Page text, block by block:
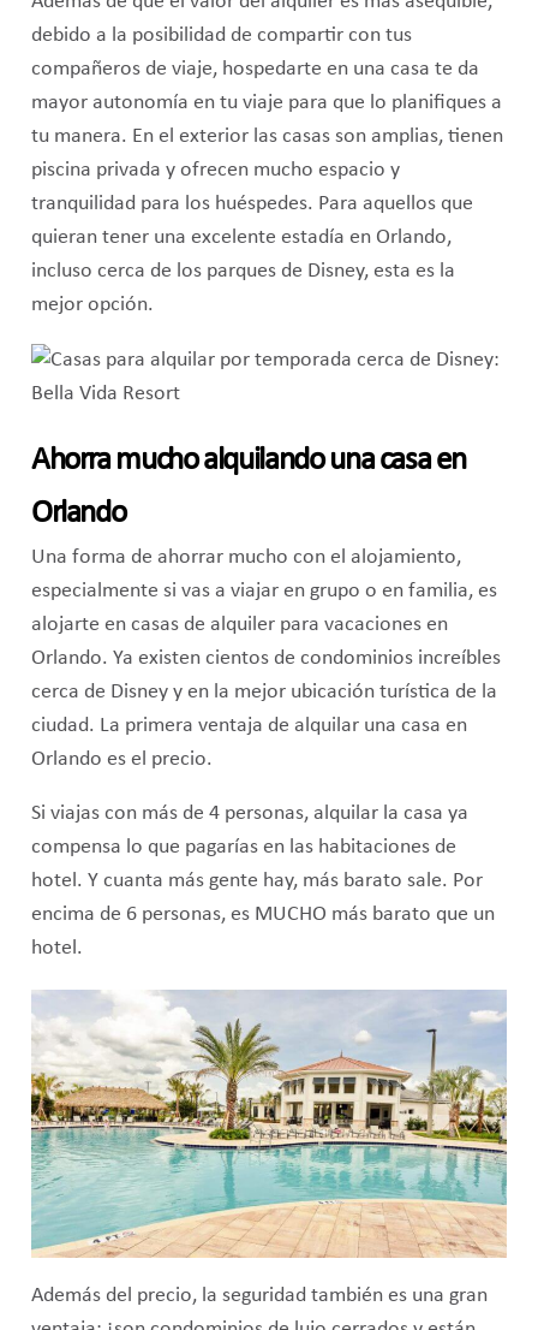
debido a la posibilidad de compartir con tus
compañeros de viaje, hospedarte en una casa te da
mayor autonomía en tu viaje para que lo planifiques a
tu manera. En el exterior las casas son amplias, tienen
piscina privada y ofrecen mucho espacio y
tranquilidad para los huéspedes. Para aquellos que
quieran tener una excelente estadía en Orlando,
incluso cerca de los parques de Disney, esta es la
mejor opción.
Ahorra mucho alquilando una casa en
Orlando
Una forma de ahorrar mucho con el alojamiento,
especialmente si vas a viajar en grupo o en familia, es
alojarte en casas de alquiler para vacaciones en
Orlando. Ya existen cientos de condominios increíbles
cerca de Disney y en la mejor ubicación turística de la
ciudad. La primera ventaja de alquilar una casa en
Orlando es el precio.
Si viajas con más de 4 personas, alquilar la casa ya
compensa lo que pagarías en las habitaciones de
hotel. Y cuanta más gente hay, más barato sale. Por
encima de 6 personas, es MUCHO más barato que un
hotel.
Además del precio, la seguridad también es una gran